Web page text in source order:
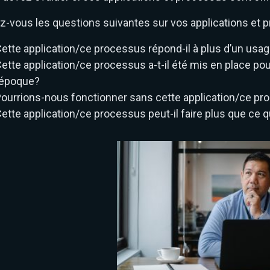
vous les questions suivantes sur vos applications et
application/ce processus répond-il à plus d’un
application/ce processus a-t-il été mis en place
nous fonctionner sans cette application/ce
application/ce processus peut-il faire plus que ce